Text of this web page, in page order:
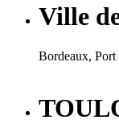
Ville
Bordeaux,